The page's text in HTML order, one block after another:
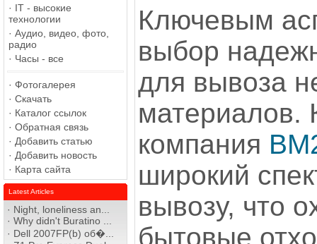
· IT - высокие
технологии
· Аудио, видео, фото,
радио
· Часы - все
· Фотогалерея
· Скачать
· Каталог ссылок
· Обратная связь
· Добавить статью
· Добавить новость
· Карта сайта
Latest Articles
· Night, loneliness an...
· Why didn't Buratino ...
· Dell 2007FP(b) об�...
Ключевым
выбор
для вывоза
материалов.
компания
широкий
вывозу, что
бытовые